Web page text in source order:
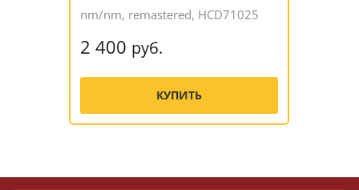
nm/nm, remastered, HCD71025
2 400 руб.
КУПИТЬ